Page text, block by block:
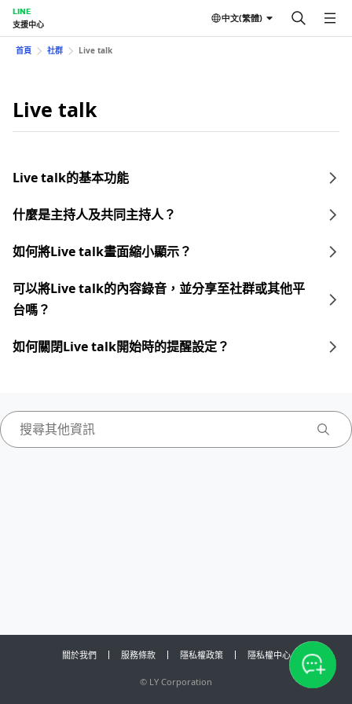
LINE
支援中心
中文(繁體)
首頁 社群 Live talk
Live talk
Live talk的基本功能
什麼是主持人及共同主持人？
如何將Live talk畫面縮小顯示？
可以將Live talk的內容錄音，並分享至社群或其他平
台嗎？
如何關閉Live talk開始時的提醒設定？
關於我們 服務條款 隱私權政策 隱私權中心
© LY Corporation